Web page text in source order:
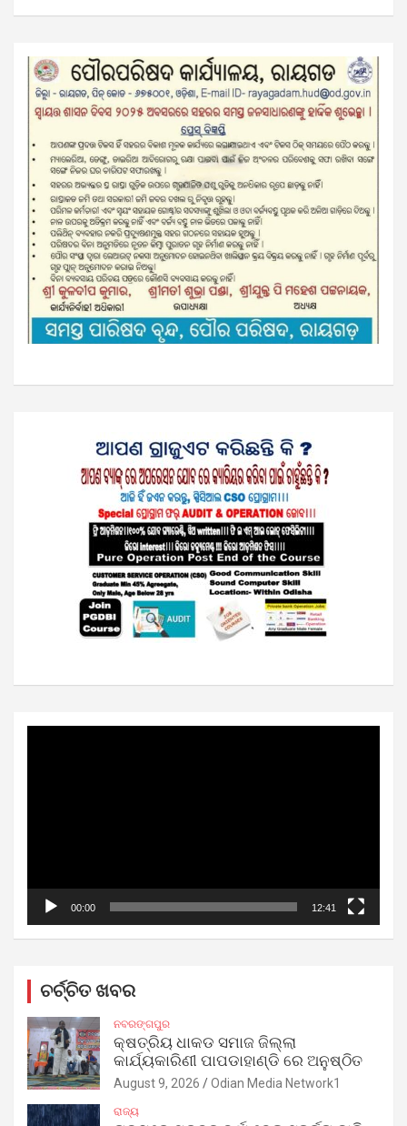
00:00 12:41
ଚର୍ଚ୍ଚିତ ଖବର
ନବରଙ୍ଗପୁର
କ୍ଷତ୍ରିୟ ଧାକଡ ସମାଜ ଜିଲ୍ଲା
କାର୍ଯ୍ୟକାରିଣୀ ପାପଡାହାଣ୍ଡି ରେ ଅନୁଷ୍ଠିତ
August 9, 2026 Odian Media Network1
ରାଜ୍ୟ